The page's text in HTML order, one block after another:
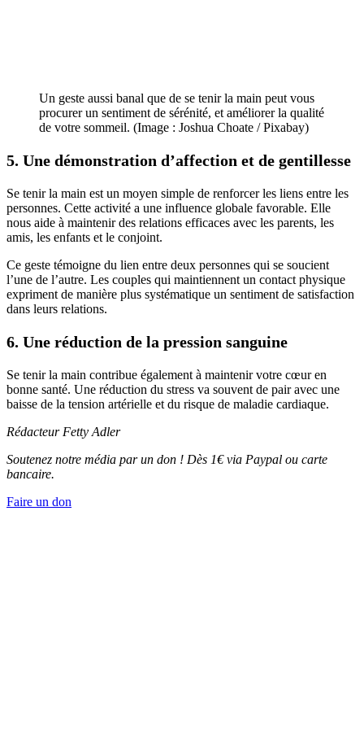
Un geste aussi banal que de se tenir la main peut vous
procurer un sentiment de sérénité, et améliorer la qualité
de votre sommeil. (Image : Joshua Choate / Pixabay)
5. Une démonstration d’affection et de gentillesse
Se tenir la main est un moyen simple de renforcer les liens entre les
personnes. Cette activité a une influence globale favorable. Elle
nous aide à maintenir des relations efficaces avec les parents, les
amis, les enfants et le conjoint.
Ce geste témoigne du lien entre deux personnes qui se soucient
l’une de l’autre. Les couples qui maintiennent un contact physique
expriment de manière plus systématique un sentiment de satisfaction
dans leurs relations.
6. Une réduction de la pression sanguine
Se tenir la main contribue également à maintenir votre cœur en
bonne santé. Une réduction du stress va souvent de pair avec une
baisse de la tension artérielle et du risque de maladie cardiaque.
Rédacteur Fetty Adler
Soutenez notre média par un don ! Dès 1€ via Paypal ou carte
bancaire.
Faire un don